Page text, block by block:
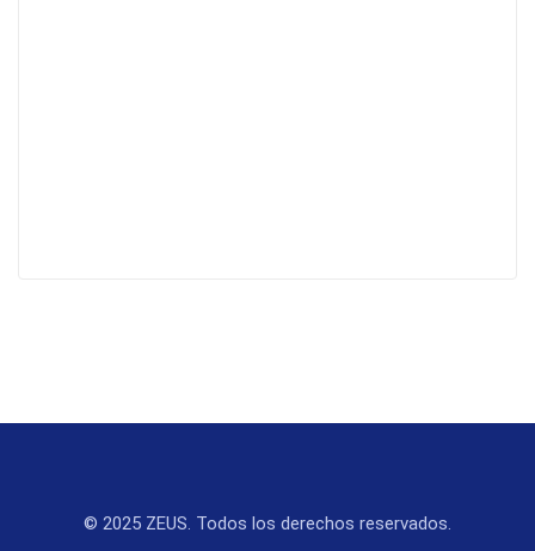
© 2025 ZEUS. Todos los derechos reservados.